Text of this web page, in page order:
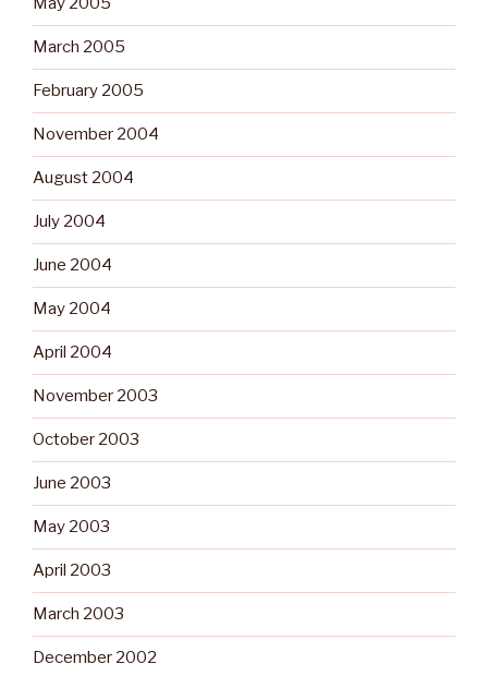
March 2005
February 2005
November 2004
August 2004
July 2004
June 2004
May 2004
April 2004
November 2003
October 2003
June 2003
May 2003
April 2003
March 2003
December 2002